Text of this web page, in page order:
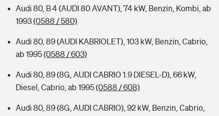
Audi 80, B 4 (AUDI 80 AVANT), 74 kW, Benzin, Kombi, ab
1993(0588 / 580)
Audi 80, 89 (AUDI KABRIOLET), 103 kW, Benzin, Cabrio,
ab 1995(0588 / 603)
Audi 80, 89 (8G, AUDI CABRIO 1.9 DIESEL-D), 66 kW,
Diesel, Cabrio, ab 1995(0588 / 608)
Audi 80, 89 (8G, AUDI CABRIO), 92 kW, Benzin, Cabrio,